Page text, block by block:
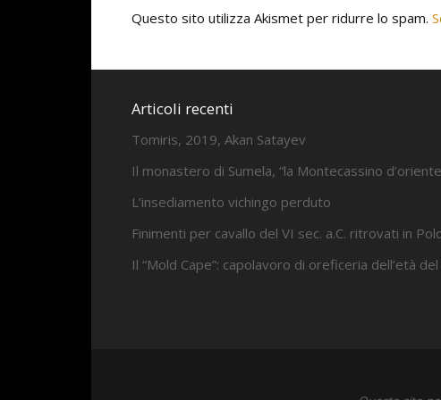
Questo sito utilizza Akismet per ridurre lo spam.
Articoli recenti
Tomiris, 2019, Akan Satayev
Il monastero di Sumela, “la Montecassino
L’insediamento vichingo perduto
Finimenti per cavallo del VI sec. a.C. ritrovati in
Il “Mold Cape”: capolavoro di oreficeria dell’età